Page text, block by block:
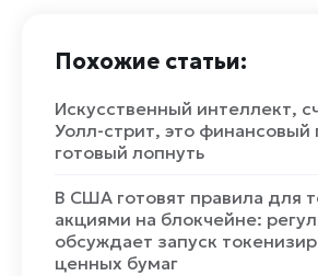
Похожие статьи:
Искусственный интеллект,
Уолл-стрит, это финансовый
готовый лопнуть
В США готовят правила для
акциями на блокчейне:
обсуждает запуск
ценных бумаг